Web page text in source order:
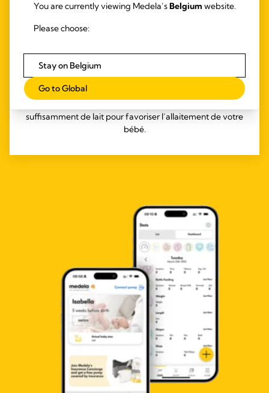
Symphony : tire-lait hospitalier et de
location
S’appuyant sur des dizaines d’années de recherches, le
suffisamment de lait pour favoriser l’allaitement de votre
bébé.
You are currently viewing Medela’sBelgium website.
Please choose:
Stay on Belgium
Go to Global